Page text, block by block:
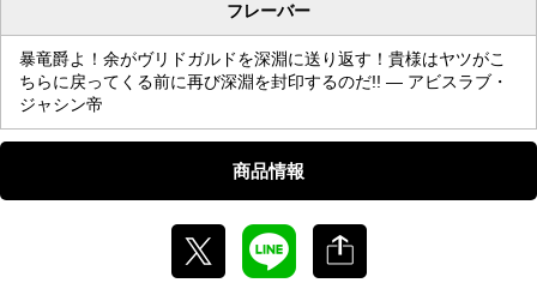
フレーバー
暴竜爵よ！余がヴリドガルドを深淵に送り返す！貴様はヤツがこ
ちらに戻ってくる前に再び深淵を封印するのだ!! — アビスラブ・
ジャシン帝
商品情報